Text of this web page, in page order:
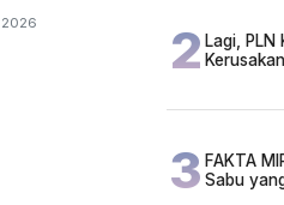
2 Lagi, PLN
3 FAKTA
Sabu